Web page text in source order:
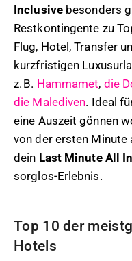
Inclusivebesonders
Restkontingente zu
Flug, Hotel, Transfer
kurzfristigen
z. B. Hammamet, die
die Malediven. Ideal
eine Auszeit gönnen
von der ersten Minute
dein Last Minute All
sorglos-Erlebnis.
Top 10 der
Hotels